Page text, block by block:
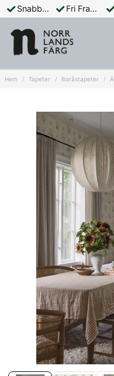
Snabba Leveranser Fri Frakt Över 899:-
Hem Tapeter Boråstapeter